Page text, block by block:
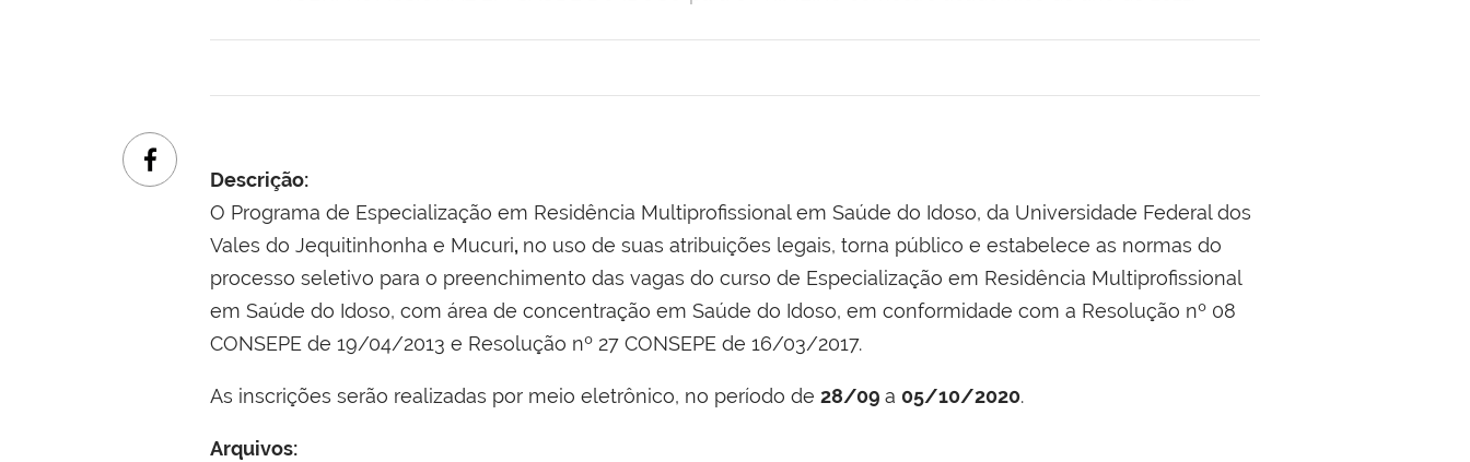
Descrição:
O Programa de Especialização em Residência Multiprofissional em Saúde do Idoso, da Universidade Federal dos
Vales do Jequitinhonha e Mucuri, no uso de suas atribuições legais, torna público e estabelece as normas do
processo seletivo para o preenchimento das vagas do curso de Especialização em Residência Multiprofissional
em Saúde do Idoso, com área de concentração em Saúde do Idoso, em conformidade com a Resolução nº 08
CONSEPE de 19/04/2013 e Resolução nº 27 CONSEPE de 16/03/2017.
As inscrições serão realizadas por meio eletrônico, no período de 28/09 a 05/10/2020.
Arquivos: